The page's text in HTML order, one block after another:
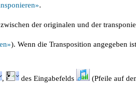
.
der originalen und der
). Wenn die Transposition angegeben
, des Eingabefelds (Pfeile auf